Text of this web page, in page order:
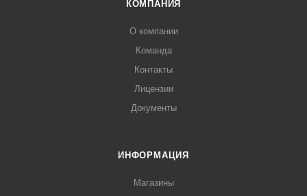
КОМПАНИЯ
О компании
Команда
Контакты
Лицензии
Документы
ИНФОРМАЦИЯ
Магазины